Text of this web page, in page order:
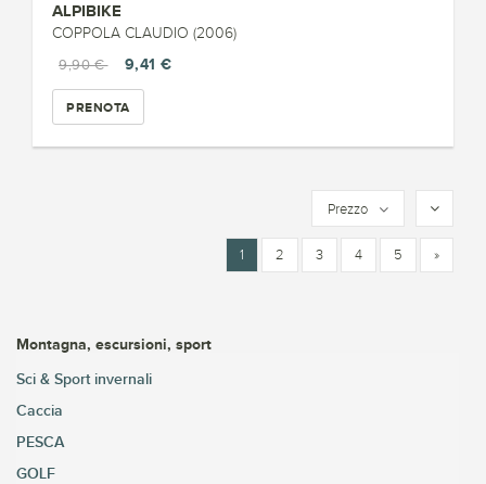
ALPIBIKE
COPPOLA CLAUDIO (2006)
9,90 €
9,41 €
PRENOTA
Prezzo
1 2 3 4 5 »
Montagna, escursioni, sport
Sci & Sport invernali
Caccia
PESCA
GOLF